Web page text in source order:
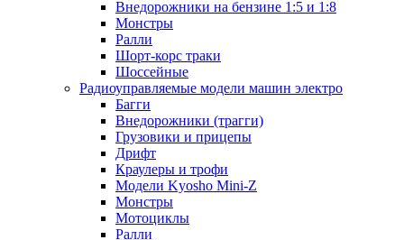
Внедорожники на бензине 1:5 и 1:8
Монстры
Ралли
Шорт-корс траки
Шоссейные
Радиоуправляемые модели машин электро
Багги
Внедорожники (трагги)
Грузовики и прицепы
Дрифт
Краулеры и трофи
Модели Kyosho Mini-Z
Монстры
Мотоциклы
Ралли